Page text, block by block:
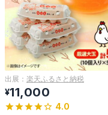
出展： 楽天ふるさと納税
¥11,000
4.0